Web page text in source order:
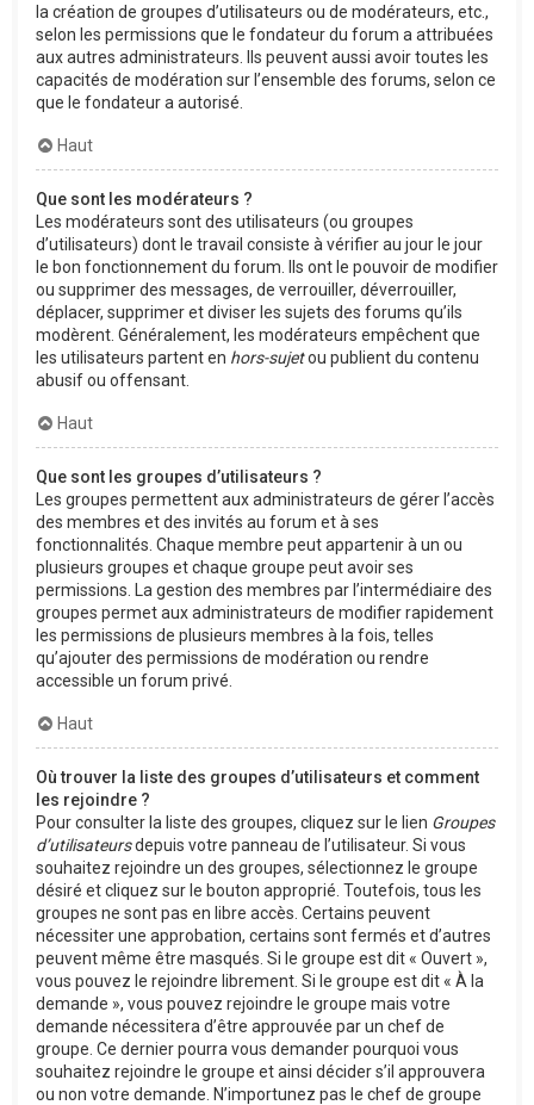
la création de groupes d’utilisateurs ou de modérateurs, etc.,
selon les permissions que le fondateur du forum a attribuées
aux autres administrateurs. Ils peuvent aussi avoir toutes les
capacités de modération sur l’ensemble des forums, selon ce
que le fondateur a autorisé.
Haut
Que sont les modérateurs ?
Les modérateurs sont des utilisateurs (ou groupes
d’utilisateurs) dont le travail consiste à vérifier au jour le jour
le bon fonctionnement du forum. Ils ont le pouvoir de modifier
ou supprimer des messages, de verrouiller, déverrouiller,
déplacer, supprimer et diviser les sujets des forums qu’ils
modèrent. Généralement, les modérateurs empêchent que
les utilisateurs partent en hors-sujetou publient du contenu
abusif ou offensant.
Haut
Que sont les groupes d’utilisateurs ?
Les groupes permettent aux administrateurs de gérer l’accès
des membres et des invités au forum et à ses
fonctionnalités. Chaque membre peut appartenir à un ou
plusieurs groupes et chaque groupe peut avoir ses
permissions. La gestion des membres par l’intermédiaire des
groupes permet aux administrateurs de modifier rapidement
les permissions de plusieurs membres à la fois, telles
qu’ajouter des permissions de modération ou rendre
accessible un forum privé.
Haut
Où trouver la liste des groupes d’utilisateurs et comment
les rejoindre ?
Pour consulter la liste des groupes, cliquez sur le lien Groupes
d’utilisateursdepuis votre panneau de l’utilisateur. Si vous
souhaitez rejoindre un des groupes, sélectionnez le groupe
désiré et cliquez sur le bouton approprié. Toutefois, tous les
groupes ne sont pas en libre accès. Certains peuvent
nécessiter une approbation, certains sont fermés et d’autres
peuvent même être masqués. Si le groupe est dit « Ouvert »,
vous pouvez le rejoindre librement. Si le groupe est dit « À la
demande », vous pouvez rejoindre le groupe mais votre
demande nécessitera d’être approuvée par un chef de
groupe. Ce dernier pourra vous demander pourquoi vous
souhaitez rejoindre le groupe et ainsi décider s’il approuvera
ou non votre demande. N’importunez pas le chef de groupe